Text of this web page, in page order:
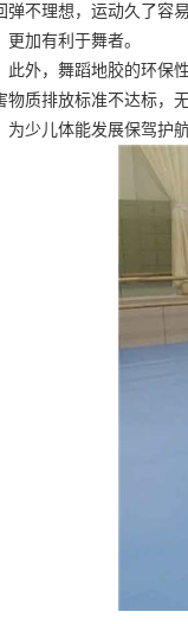
弹不理想，运动久了容
更加有利于舞者。
此外，舞蹈地胶的环保
物质排放标准不达标，
为少儿体能发展保驾护